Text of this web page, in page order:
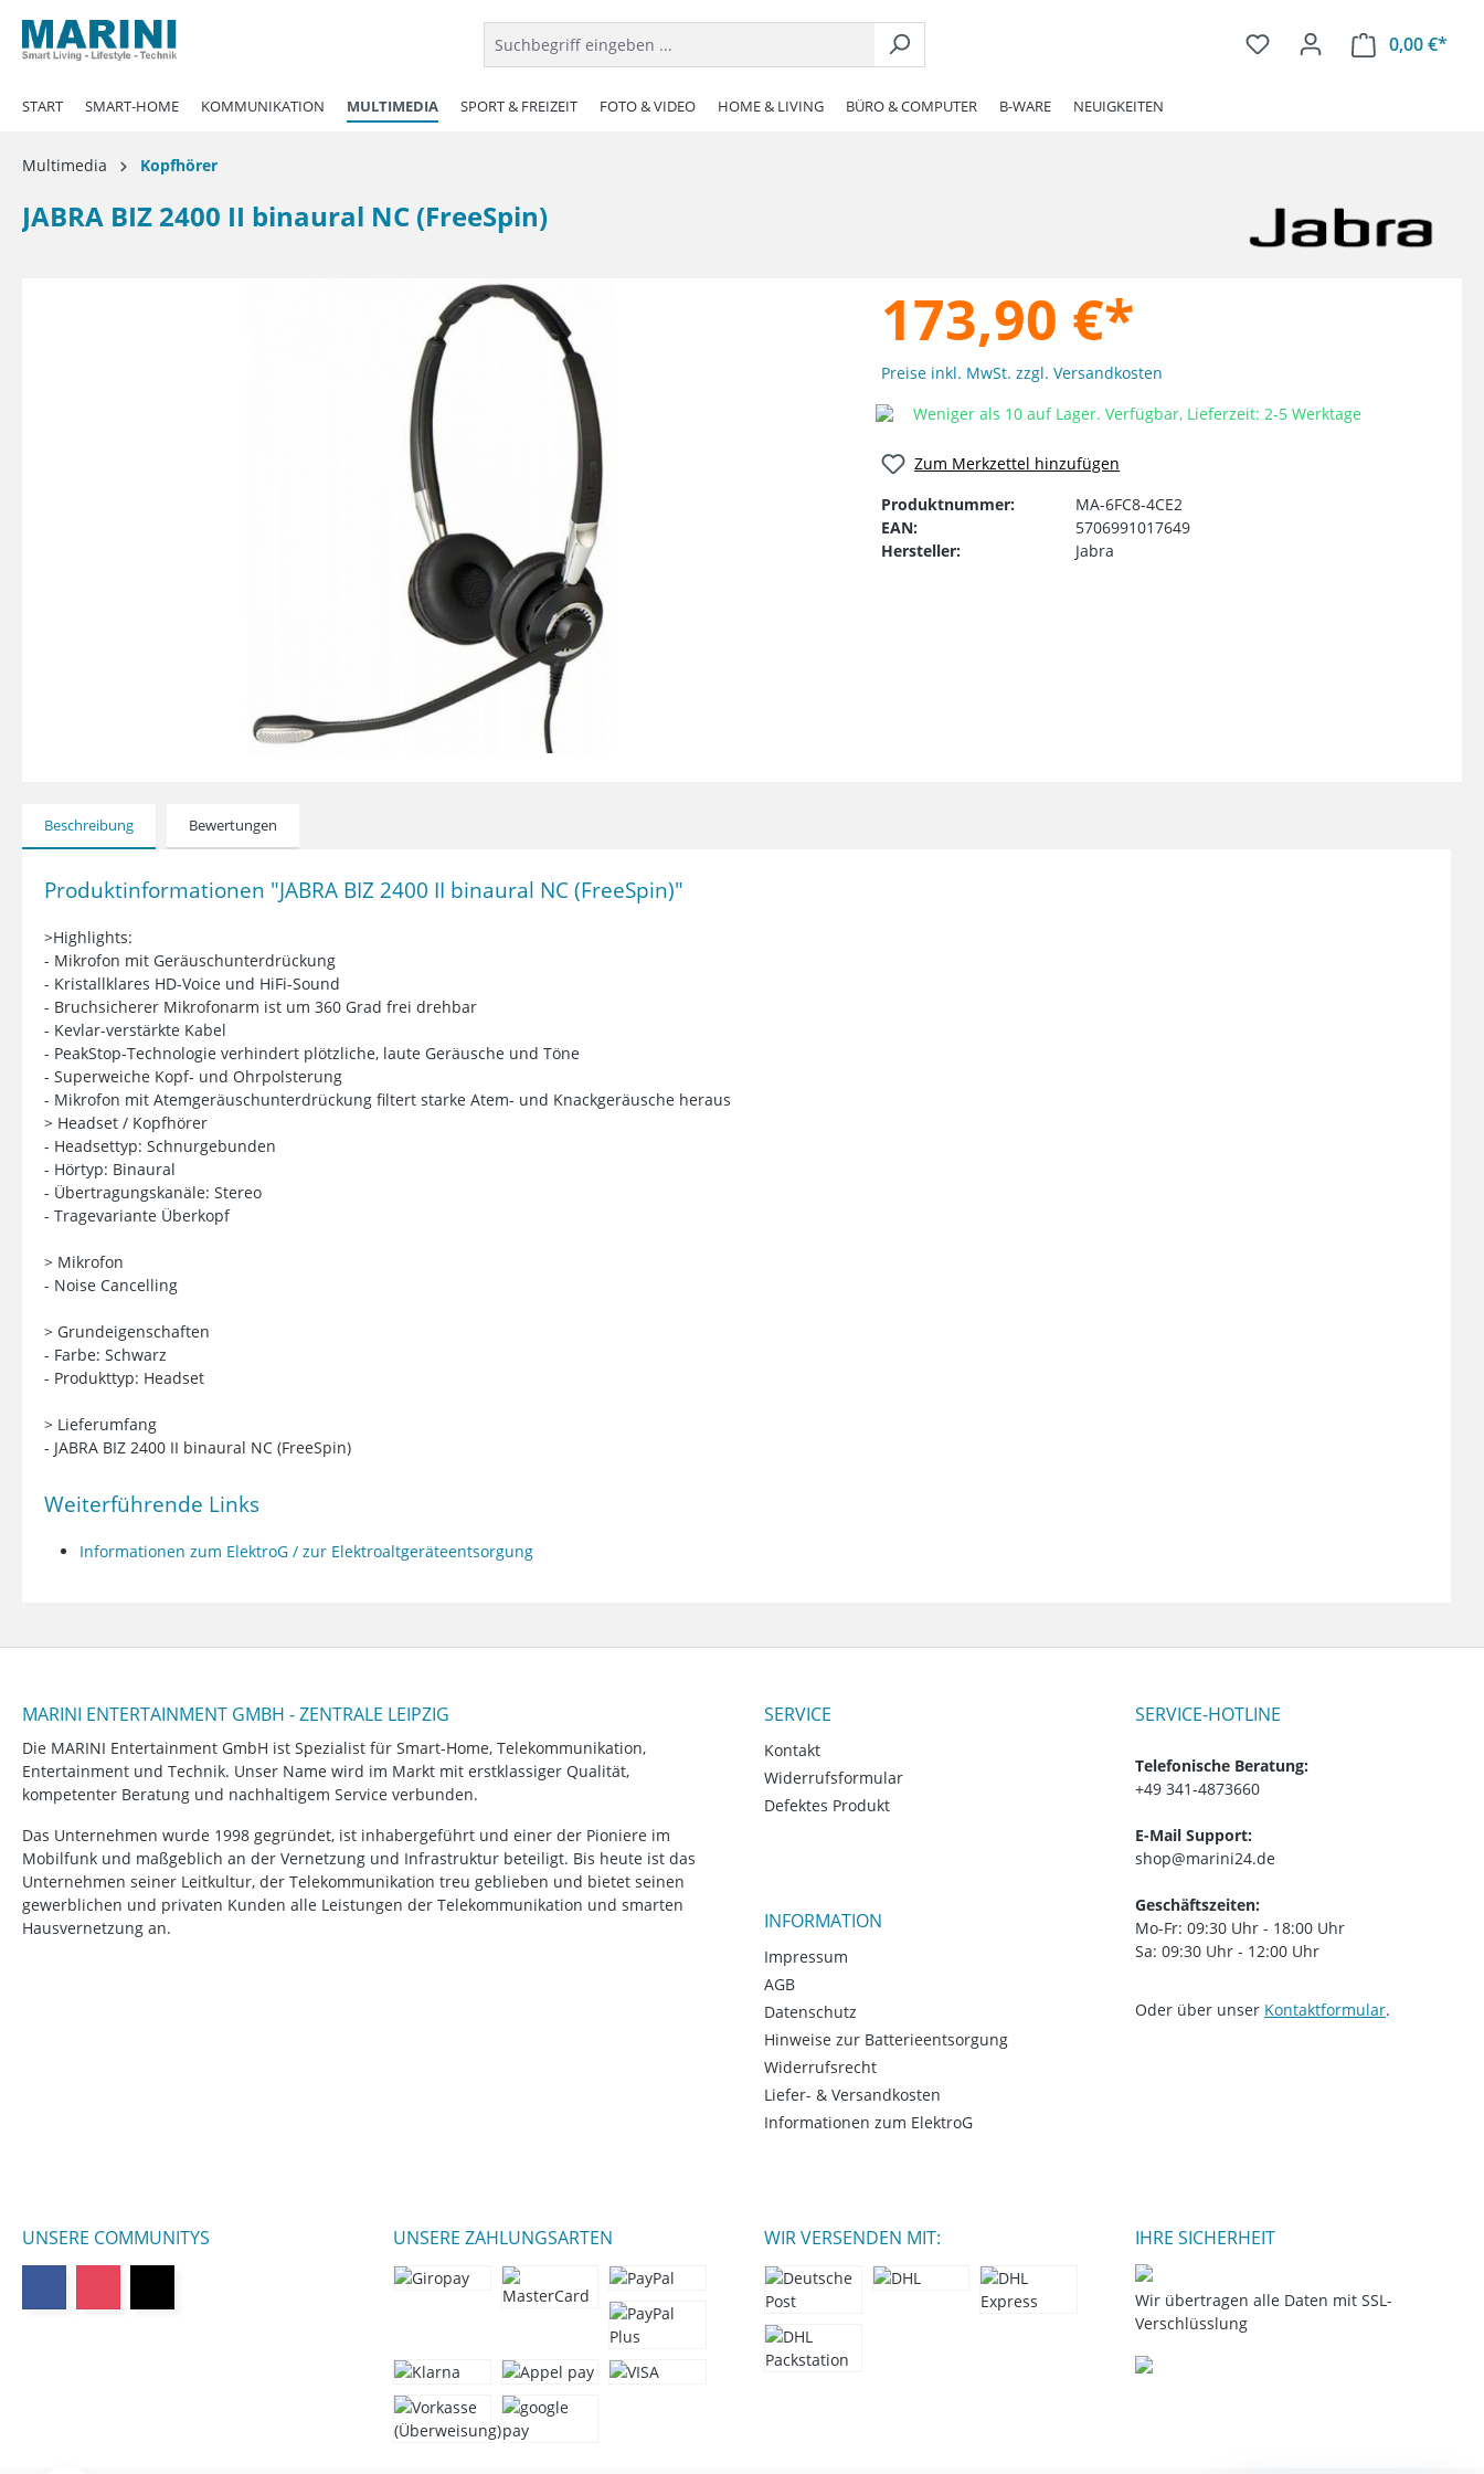
Zur Hauptnavigation springen
0,00 €*
START SMART-HOME KOMMUNIKATION MULTIMEDIA SPORT & FREIZEIT FOTO & VIDEO HOME & LIVING BÜRO & COMPUTER B-WARE NEUIGKEITEN
Multimedia Kopfhörer
JABRA BIZ 2400 II binaural NC (FreeSpin)
173,90 €*
Preise inkl. MwSt. zzgl. Versandkosten
Weniger als 10 auf Lager. Verfügbar, Lieferzeit: 2-5 Werktage
Zum Merkzettel hinzufügen
Produktnummer:
MA-6FC8-4CE2
EAN:
5706991017649
Hersteller:
Jabra
Beschreibung Bewertungen
Produktinformationen "JABRA BIZ 2400 II binaural NC (FreeSpin)"
>Highlights:
- Mikrofon mit Geräuschunterdrückung
- Kristallklares HD-Voice und HiFi-Sound
- Bruchsicherer Mikrofonarm ist um 360 Grad frei drehbar
- Kevlar-verstärkte Kabel
- PeakStop-Technologie verhindert plötzliche, laute Geräusche und Töne
- Superweiche Kopf- und Ohrpolsterung
- Mikrofon mit Atemgeräuschunterdrückung filtert starke Atem- und Knackgeräusche heraus
> Headset / Kopfhörer
- Headsettyp: Schnurgebunden
- Hörtyp: Binaural
- Übertragungskanäle: Stereo
- Tragevariante Überkopf
> Mikrofon
- Noise Cancelling
> Grundeigenschaften
- Farbe: Schwarz
- Produkttyp: Headset
> Lieferumfang
- JABRA BIZ 2400 II binaural NC (FreeSpin)
Weiterführende Links
Informationen zum ElektroG / zur Elektroaltgeräteentsorgung
MARINI ENTERTAINMENT GMBH - ZENTRALE LEIPZIG
Die MARINI Entertainment GmbH ist Spezialist für Smart-Home, Telekommunikation,
Entertainment und Technik. Unser Name wird im Markt mit erstklassiger Qualität,
kompetenter Beratung und nachhaltigem Service verbunden.
Das Unternehmen wurde 1998 gegründet, ist inhabergeführt und einer der Pioniere im
Mobilfunk und maßgeblich an der Vernetzung und Infrastruktur beteiligt. Bis heute ist das
Unternehmen seiner Leitkultur, der Telekommunikation treu geblieben und bietet seinen
gewerblichen und privaten Kunden alle Leistungen der Telekommunikation und smarten
Hausvernetzung an.
SERVICE
Kontakt
Widerrufsformular
Defektes Produkt
INFORMATION
Impressum
AGB
Datenschutz
Hinweise zur Batterieentsorgung
Widerrufsrecht
Liefer- & Versandkosten
Informationen zum ElektroG
SERVICE-HOTLINE
Telefonische Beratung:
+49 341-4873660
E-Mail Support:
shop@marini24.de
Geschäftszeiten:
Mo-Fr: 09:30 Uhr - 18:00 Uhr
Sa: 09:30 Uhr - 12:00 Uhr
Oder über unser Kontaktformular.
UNSERE COMMUNITYS UNSERE ZAHLUNGSARTEN WIR VERSENDEN MIT: IHRE SICHERHEIT
Wir übertragen alle Daten mit SSL-
Verschlüsslung